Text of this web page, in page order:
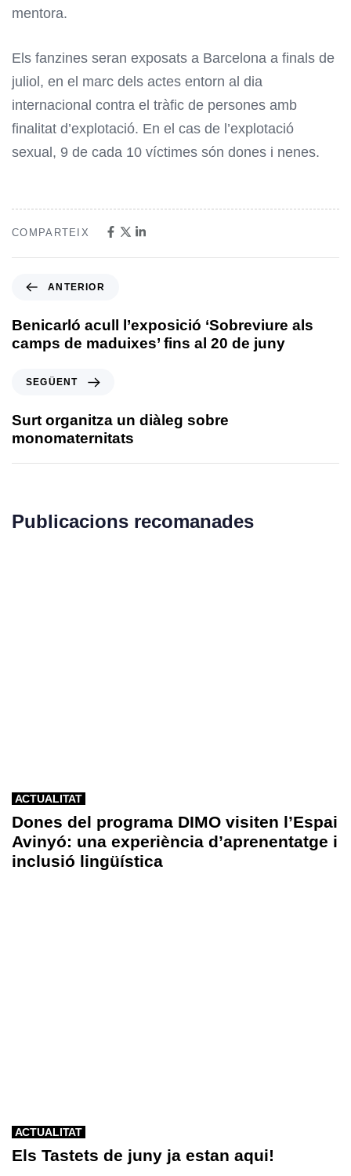
mentora.
Els fanzines seran exposats a Barcelona a finals de
juliol, en el marc dels actes entorn al dia
internacional contra el tràfic de persones amb
finalitat d’explotació. En el cas de l’explotació
sexual, 9 de cada 10 víctimes són dones i nenes.
COMPARTEIX
ANTERIOR
Benicarló acull l’exposició ‘Sobreviure als
camps de maduixes’ fins al 20 de juny
SEGÜENT
Surt organitza un diàleg sobre
monomaternitats
Publicacions recomanades
ACTUALITAT
Dones del programa DIMO visiten l’Espai
Avinyó: una experiència d’aprenentatge i
inclusió lingüística
ACTUALITAT
Els Tastets de juny ja estan aqui!